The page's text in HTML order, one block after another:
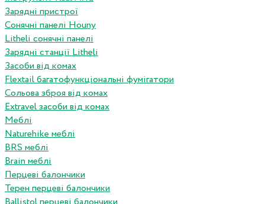
Зарядні пристрої
Сонячні панелі Houny
Litheli сонячні панелі
Зарядні станції Litheli
Засоби від комах
Flextail багатофункціональні фумігатори
Сольова зброя від комах
Extravel засоби від комах
Меблі
Naturehike меблі
BRS меблі
Brain меблі
Перцеві балончики
Терен перцеві балончики